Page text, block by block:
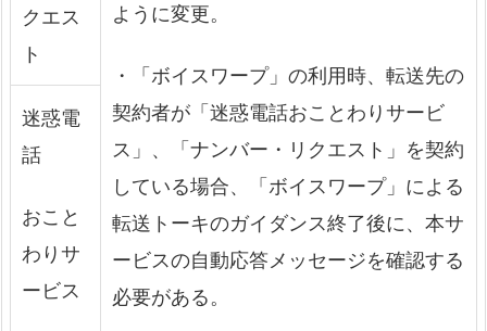
クエス
ト
ように変更。
・「ボイスワープ」の利用時、転送先の
契約者が「迷惑電話おことわりサービ
ス」、「ナンバー・リクエスト」を契約
している場合、「ボイスワープ」による
転送トーキのガイダンス終了後に、本サ
ービスの自動応答メッセージを確認する
必要がある。
迷惑電
話
おこと
わりサ
ービス